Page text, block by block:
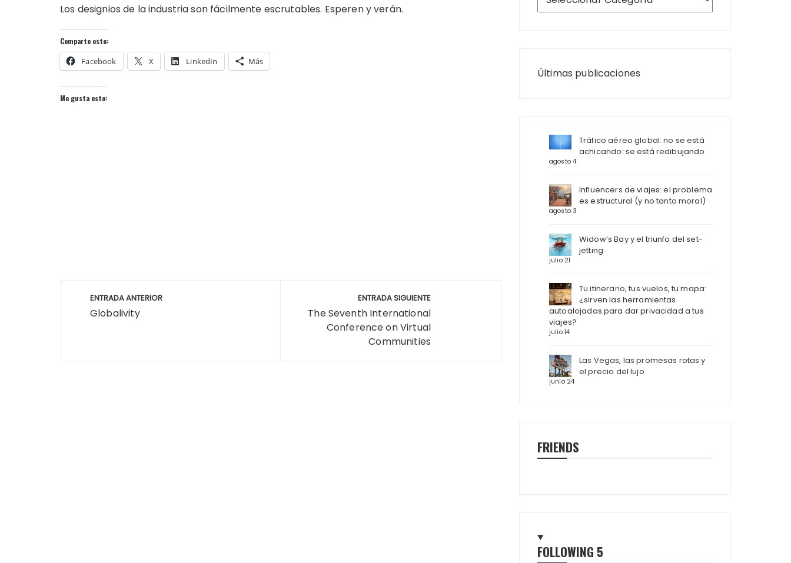
Los designios de la industria son fácilmente escrutables. Esperen y verán.
Comparte esto:
Facebook X LinkedIn Más
Me gusta esto:
Navegación
ENTRADA ANTERIOR
Globalivity
ENTRADA SIGUIENTE
The Seventh International
Conference on Virtual
Communities
Últimas publicaciones
Tráfico aéreo global: no se está
achicando: se está redibujando
agosto 4
Influencers de viajes: el problema
es estructural (y no tanto moral)
agosto 3
Widow’s Bay y el triunfo del set-
jetting
julio 21
Tu itinerario, tus vuelos, tu mapa:
¿sirven las herramientas
autoalojadas para dar privacidad a tus
viajes?
julio 14
Las Vegas, las promesas rotas y
el precio del lujo
junio 24
FRIENDS
FOLLOWING 5